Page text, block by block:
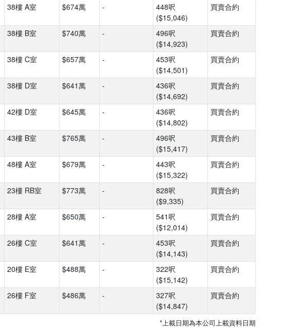
38樓 A室 $674萬 -
448呎
($15,046)
買賣合約
38樓 B室 $740萬 -
496呎
($14,923)
買賣合約
38樓 C室 $657萬 -
453呎
($14,501)
買賣合約
38樓 D室 $641萬 -
436呎
($14,692)
買賣合約
42樓 D室 $645萬 -
436呎
($14,802)
買賣合約
43樓 B室 $765萬 -
496呎
($15,417)
買賣合約
48樓 A室 $679萬 -
443呎
($15,322)
買賣合約
23樓 RB室 $773萬 -
828呎
($9,335)
買賣合約
28樓 A室 $650萬 -
541呎
($12,014)
買賣合約
26樓 C室 $641萬 -
453呎
($14,143)
買賣合約
20樓 E室 $488萬 -
322呎
($15,142)
買賣合約
26樓 F室 $486萬 -
327呎
($14,847)
買賣合約
*上載日期為本公司上載資料日期